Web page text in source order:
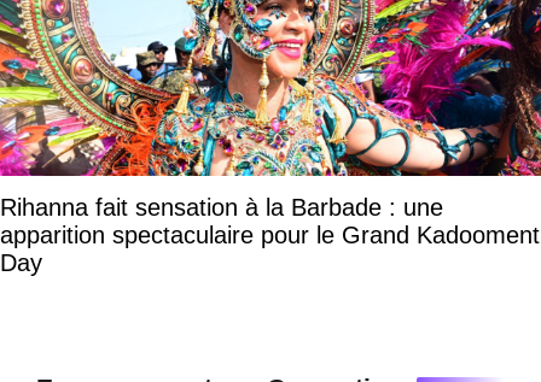
Rihanna fait sensation à la Barbade : une
apparition spectaculaire pour le Grand Kadooment
Day